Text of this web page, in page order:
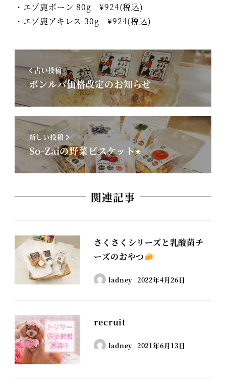
・エゾ鹿ボーン 80g ¥924(税込)
・エゾ鹿アキレス 30g ¥924(税込)
古い投稿
ボンルパ価格改定のお知らせ
新しい投稿
So-Zaiの野菜ビスケット⭐︎
関連記事
さくさくシリーズと乳酸菌チ
ーズのおやつ
ladney 2022年4月26日
recruit
ladney 2021年6月13日